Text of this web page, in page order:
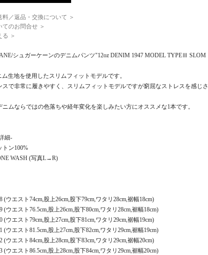
料／返品・交換について ＞
てのお問合せ ＞
る ＞
シュガーケーンのデニムパンツ"12oz DENIM 1947 MODEL TYPEⅢ SLOM
ム生地を使用したスリムフィットモデルです。
スで非常に履きやすく、スリムフィットモデルですが窮屈なストレスを感じさ
ニムならではの色落ちや経年変化を楽しみたい方にオススメな1本です。
細-
トン100%
WASH (写真L→R)
(ウエスト74cm,股上26cm,股下79cm,ワタリ28cm,裾幅18cm)
(ウエスト76.5cm,股上26cm,股下80cm,ワタリ28cm,裾幅18cm)
(ウエスト79cm,股上27cm,股下81cm,ワタリ29cm,裾幅19cm)
(ウエスト81.5cm,股上27cm,股下82cm,ワタリ29cm,裾幅19cm)
(ウエスト84cm,股上28cm,股下83cm,ワタリ29cm,裾幅20cm)
(ウエスト86.5cm,股上28cm,股下84cm,ワタリ29cm,裾幅20cm)